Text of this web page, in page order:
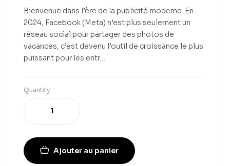
Bienvenue dans l’ère de la publicité moderne. En
2024, Facebook (Meta) n’est plus seulement un
réseau social pour partager des photos de
vacances, c’est devenu l’outil de croissance le plus
puissant pour les entr…
Quantity
Ajouter au panier